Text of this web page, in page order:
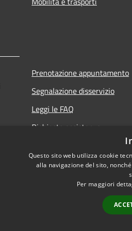
Prenotazione appuntamento
Segnalazione disservizio
Leggi le FAQ
Richiesta assistenza
Questo sito web utilizza cookie
alla navigazione del sito,
Per maggiori